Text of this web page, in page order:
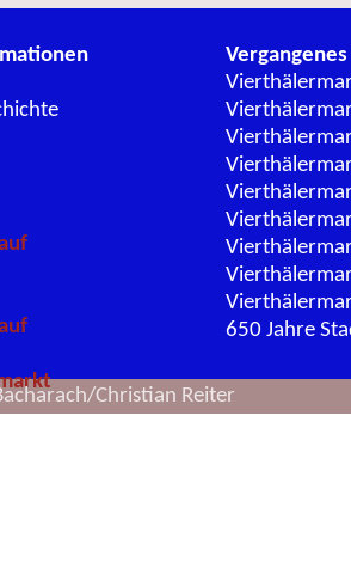
Vergangenes
650 Jahre
Christian Reiter